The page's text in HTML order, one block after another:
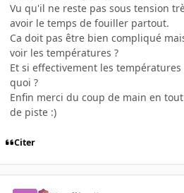
Vu qu'il ne reste pas sous tension
avoir le temps de fouiller partout.
Ca doit pas être bien compliqué
voir les températures ?
Et si effectivement les
quoi ?
Enfin merci du coup de main en
de piste :)
Citer